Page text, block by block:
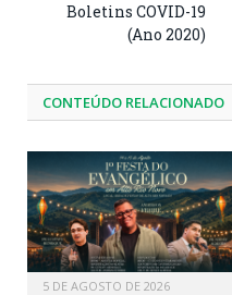
Boletins COVID-19
(Ano 2020)
CONTEÚDO RELACIONADO
5 DE AGOSTO DE 2026